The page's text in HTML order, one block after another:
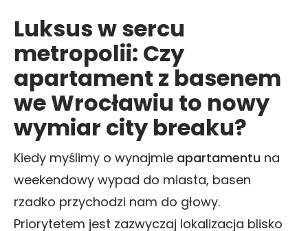
Luksus w sercu
metropolii: Czy
apartament z basenem
we Wrocławiu to nowy
wymiar city breaku?
Kiedy myślimy o wynajmie apartamentu na
weekendowy wypad do miasta, basen
rzadko przychodzi nam do głowy.
Priorytetem jest zazwyczaj lokalizacja blisko